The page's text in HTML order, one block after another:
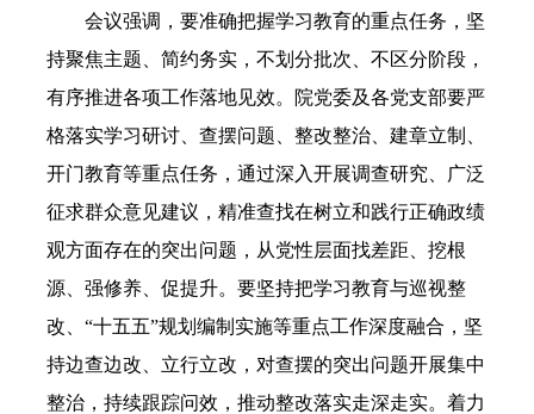
会议强调，要准确把握学习教育的重点任务，坚
持聚焦主题、简约务实，不划分批次、不区分阶段，
有序推进各项工作落地见效。院党委及各党支部要严
格落实学习研讨、查摆问题、整改整治、建章立制、
开门教育等重点任务，通过深入开展调查研究、广泛
征求群众意见建议，精准查找在树立和践行正确政绩
观方面存在的突出问题，从党性层面找差距、挖根
源、强修养、促提升。要坚持把学习教育与巡视整
改、“十五五”规划编制实施等重点工作深度融合，坚
持边查边改、立行立改，对查摆的突出问题开展集中
整治，持续跟踪问效，推动整改落实走深走实。着力